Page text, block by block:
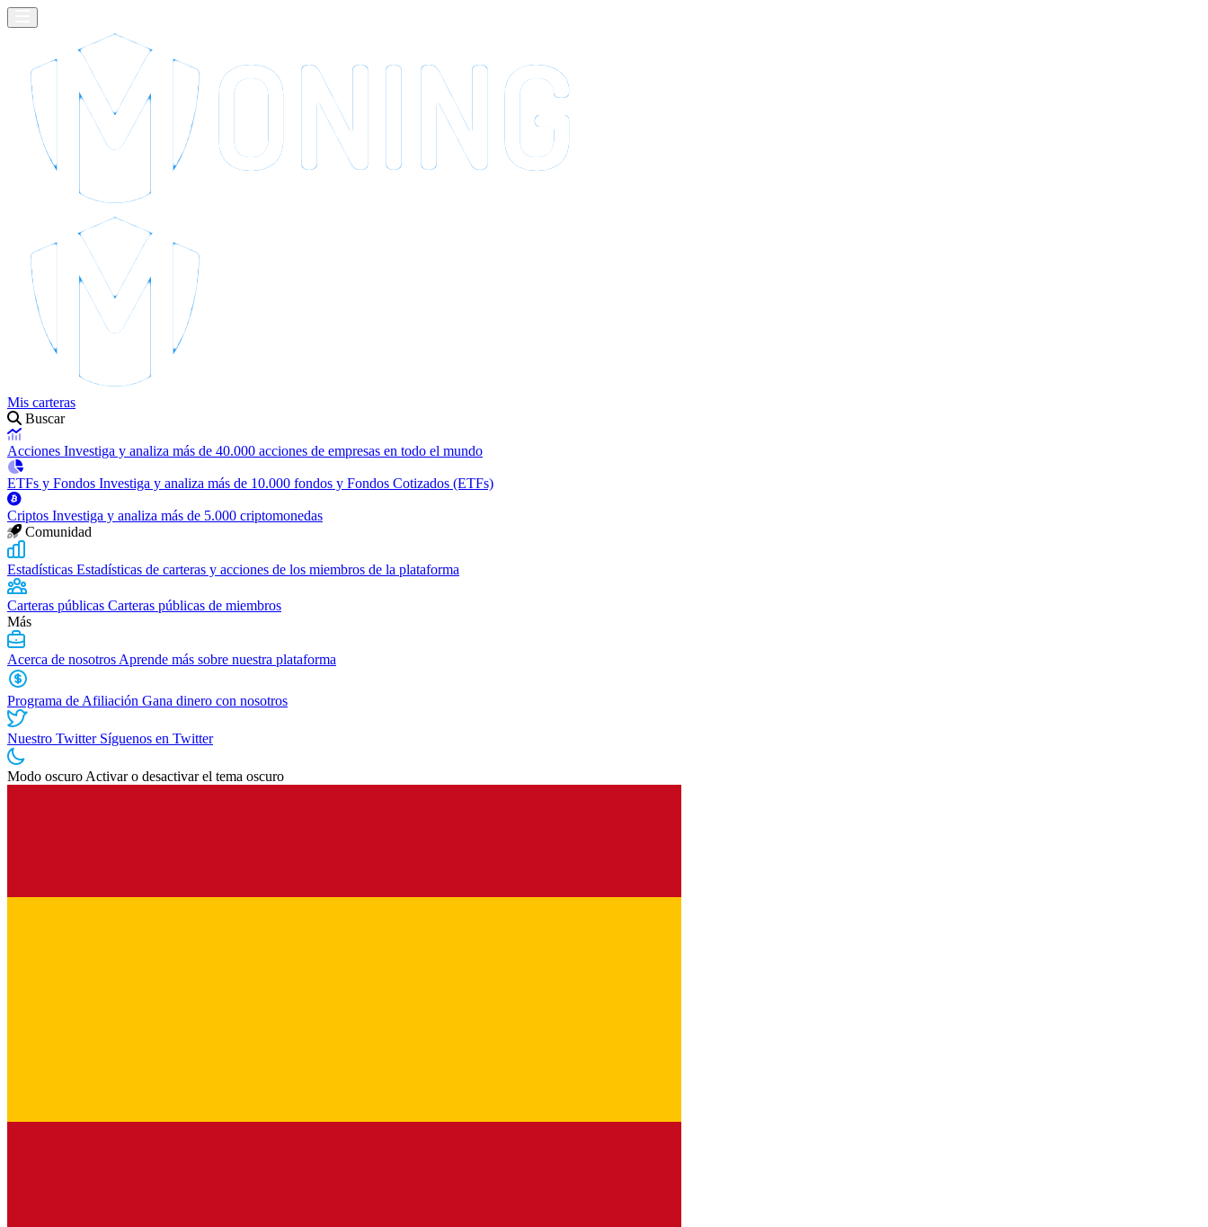
Mis carteras
Buscar
Acciones Investiga y analiza más de 40.000 acciones de empresas en todo el mundo
ETFs y Fondos Investiga y analiza más de 10.000 fondos y Fondos Cotizados (ETFs)
Criptos Investiga y analiza más de 5.000 criptomonedas
Comunidad
Estadísticas Estadísticas de carteras y acciones de los miembros de la plataforma
Carteras públicas Carteras públicas de miembros
Más
Acerca de nosotros Aprende más sobre nuestra plataforma
Programa de Afiliación Gana dinero con nosotros
Nuestro Twitter Síguenos en Twitter
Modo oscuro Activar o desactivar el tema oscuro